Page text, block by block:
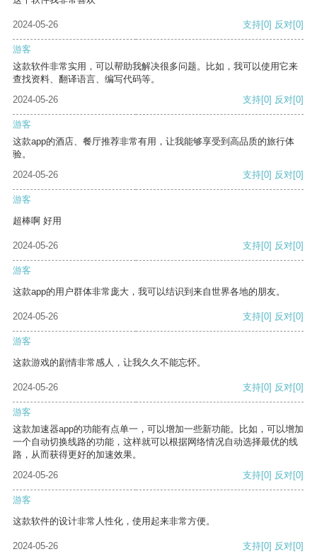
2024-05-26 支持[0] 反对[0]
游客
这款软件非常实用，可以帮助我解决很多问题。比如，我可以使用它来
查找资料、翻译语言、编写代码等。
2024-05-26
支持[0] 反对[0]
游客
这款app的酒店、餐厅推荐非常有用，让我能够享受到高品质的旅行体
验。
2024-05-26
支持[0] 反对[0]
游客
超棒啊 好用
2024-05-26 支持[0] 反对[0]
游客
这款app的用户群体非常庞大，我可以结识到来自世界各地的朋友。
2024-05-26 支持[0] 反对[0]
游客
这款游戏的剧情非常感人，让我久久不能忘怀。
2024-05-26 支持[0] 反对[0]
游客
这款加速器app的功能有点单一，可以增加一些新功能。比如，可以增加
一个自动切换线路的功能，这样就可以根据网络情况自动选择最优的线
路，从而获得更好的加速效果。
2024-05-26
支持[0] 反对[0]
游客
这款软件的设计非常人性化，使用起来非常方便。
2024-05-26 支持[0] 反对[0]